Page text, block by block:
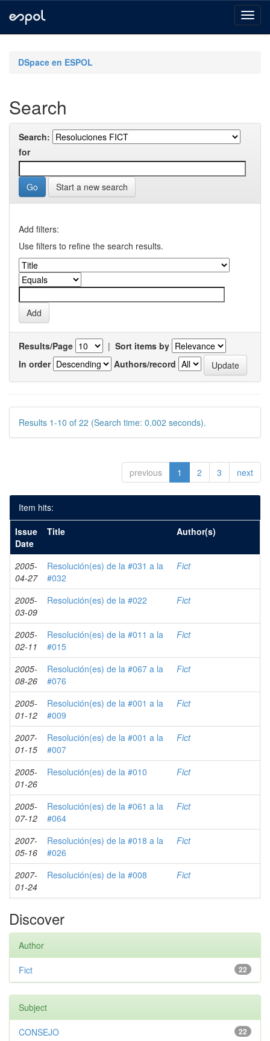
navigationDSpace en ESPOL
Search
Search:
for
Start a new search
Add filters:
Use filters to refine the search results.
Results/Page | Sort items by
In order
Authors/record
Results 1-10 of 22 (Search time: 0.002 seconds).
previous 1 2 3 next
Item hits:
Issue
Date
Title Author(s)
2005-
04-27
Resolución(es) de la #031 a la
#032
Fict
2005-
03-09
Resolución(es) de la #022 Fict
2005-
02-11
Resolución(es) de la #011 a la
#015
Fict
2005-
08-26
Resolución(es) de la #067 a la
#076
Fict
2005-
01-12
Resolución(es) de la #001 a la
#009
Fict
2007-
01-15
Resolución(es) de la #001 a la
#007
Fict
2005-
01-26
Resolución(es) de la #010 Fict
2005-
07-12
Resolución(es) de la #061 a la
#064
Fict
2007-
05-16
Resolución(es) de la #018 a la
#026
Fict
2007-
01-24
Resolución(es) de la #008 Fict
Discover
Author
22
Fict
Subject
22
CONSEJO